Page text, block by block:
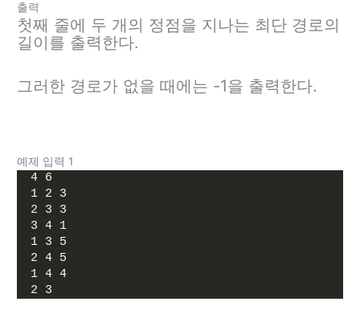
출력
첫째 줄에 두 개의 정점을 지나는 최단 경로의
길이를 출력한다.
그러한 경로가 없을 때에는 -1을 출력한다.
예제 입력 1
4 6
1 2 3
2 3 3
3 4 1
1 3 5
2 4 5
1 4 4
2 3